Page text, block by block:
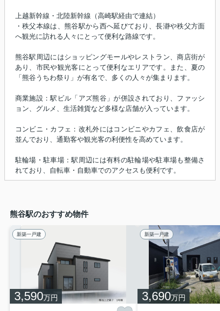
上越新幹線・北陸新幹線（高崎駅経由で連結）
・秩父本線は、熊谷駅から西へ延びており、長瀞や秩父方面
へ観光に訪れる人々にとって便利な路線です。
熊谷駅周辺にはショッピングモールやレストラン、商店街が
あり、市民や観光客にとって便利なエリアです。また、夏の
「熊谷うちわ祭り」が有名で、多くの人々が集まります。
商業施設：駅ビル「アズ熊谷」が併設されており、ファッシ
ョン、グルメ、生活雑貨など多様な店舗が入っています。
コンビニ・カフェ：改札外にはコンビニやカフェ、飲食店が
並んでおり、通勤客や観光客の利便性を高めています。
駐輪場・駐車場：駅周辺には有料の駐輪場や駐車場も整備さ
れており、自転車・自動車でのアクセスも便利です。
熊谷駅のおすすめ物件
新築一戸建
3,590万円
新築一戸建
3,690万円